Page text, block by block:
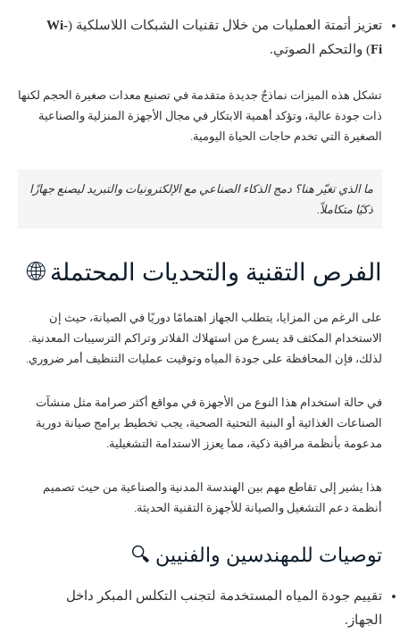
تعزيز أتمتة العمليات من خلال تقنيات الشبكات اللاسلكية (Wi-
Fi) والتحكم الصوتي.
تشكل هذه الميزات نماذجٌ جديدة متقدمة في تصنيع معدات صغيرة الحجم لكنها
ذات جودة عالية، وتؤكد أهمية الابتكار في مجال الأجهزة المنزلية والصناعية
الصغيرة التي تخدم حاجات الحياة اليومية.
ما الذي تغيّر هنا؟ دمج الذكاء الصناعي مع الإلكترونيات والتبريد ليصنع جهازًا
ذكيًا متكاملاً.
الفرص التقنية والتحديات المحتملة 🌐
على الرغم من المزايا، يتطلب الجهاز اهتمامًا دوريًا في الصيانة، حيث إن
الاستخدام المكثف قد يسرع من استهلاك الفلاتر وتراكم الترسيبات المعدنية.
لذلك، فإن المحافظة على جودة المياه وتوقيت عمليات التنظيف أمر ضروري.
في حالة استخدام هذا النوع من الأجهزة في مواقع أكثر صرامة مثل منشآت
الصناعات الغذائية أو البنية التحتية الصحية، يجب تخطيط برامج صيانة دورية
مدعومة بأنظمة مراقبة ذكية، مما يعزز الاستدامة التشغيلية.
هذا يشير إلى تقاطع مهم بين الهندسة المدنية والصناعية من حيث تصميم
أنظمة دعم التشغيل والصيانة للأجهزة التقنية الحديثة.
توصيات للمهندسين والفنيين 🔍
تقييم جودة المياه المستخدمة لتجنب التكلس المبكر داخل
الجهاز.